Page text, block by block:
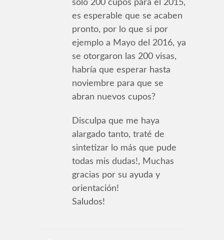
solo 200 cupos para el 2015,
es esperable que se acaben
pronto, por lo que si por
ejemplo a Mayo del 2016, ya
se otorgaron las 200 visas,
habría que esperar hasta
noviembre para que se
abran nuevos cupos?
Disculpa que me haya
alargado tanto, traté de
sintetizar lo más que pude
todas mis dudas!, Muchas
gracias por su ayuda y
orientación!
Saludos!